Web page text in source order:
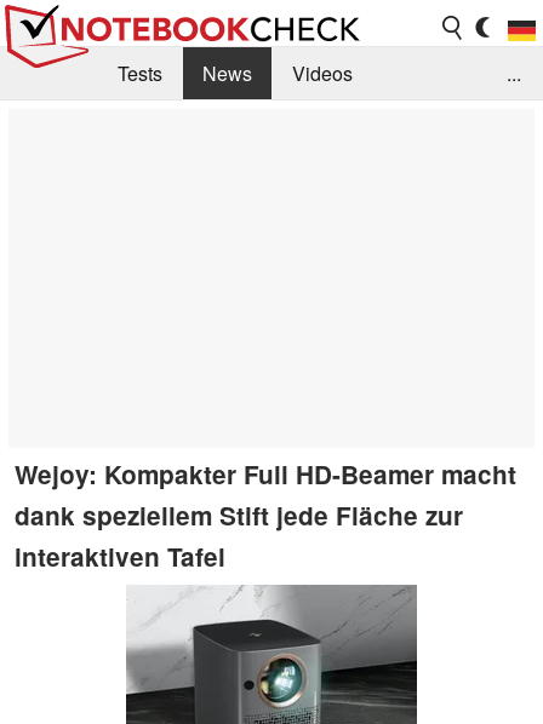
Tests News
Videos
...
Wejoy: Kompakter Full HD-Beamer macht
dank speziellem Stift jede Fläche zur
interaktiven Tafel